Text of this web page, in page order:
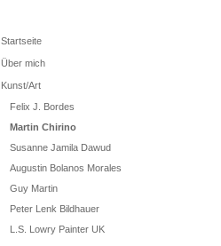
Startseite
Über mich
Kunst/Art
Felix J. Bordes
Martin Chirino
Susanne Jamila Dawud
Augustin Bolanos Morales
Guy Martin
Peter Lenk Bildhauer
L.S. Lowry Painter UK